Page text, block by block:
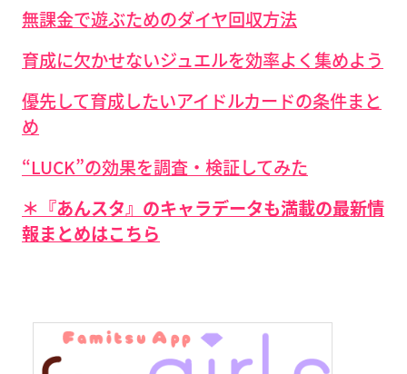
無課金で遊ぶためのダイヤ回収方法
育成に欠かせないジュエルを効率よく集めよう
優先して育成したいアイドルカードの条件まと
め
“LUCK”の効果を調査・検証してみた
＊『あんスタ』のキャラデータも満載の最新情
報まとめはこちら